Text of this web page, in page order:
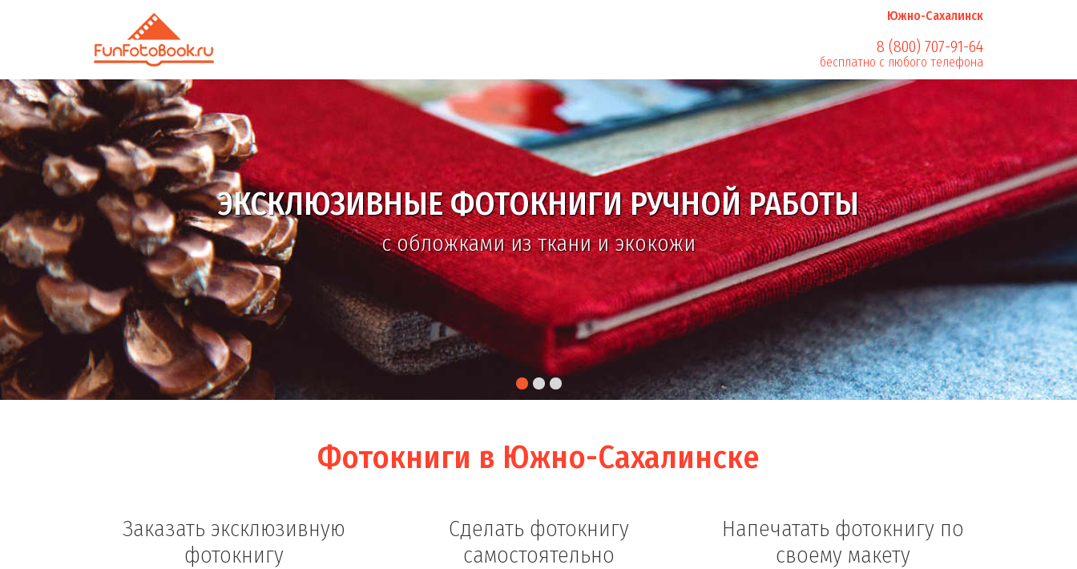
Южно-Сахалинск
8 (800) 707-91-64
бесплатно с любого телефона
ВЫСОЧАЙШЕЕ КАЧЕСТВО
настоящая фотопечать и неограниченные возможности оформления
Фотокниги в Южно-Сахалинске
Заказать эксклюзивную
фотокнигу
Сделать фотокнигу
самостоятельно
Напечатать фотокнигу по
своему макету